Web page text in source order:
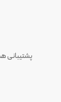
پشتیبانی